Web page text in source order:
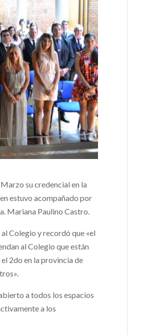
su credencial en la
estuvo acompañado por
Mariana Paulino Castro.
Colegio y recordó que «el
al Colegio que están
2do en la provincia de
a todos los espacios
a los